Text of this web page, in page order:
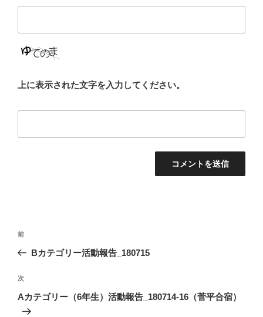
上に表示された文字を入力してください。
投
ビ
ゲ
ー
前
の
稿
前
Bカテゴリー活動報告_180715
次
の
次
Aカテゴリー（6年生）活動報告_180714-16（菅平合宿）